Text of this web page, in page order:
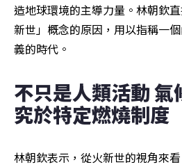
造地球環境的主導力量。林朝欽
新世」概念的原因，用以指稱一
義的時代。
不只是人類活動
究於特定燃燒制度
林朝欽表示，從火新世的視角來